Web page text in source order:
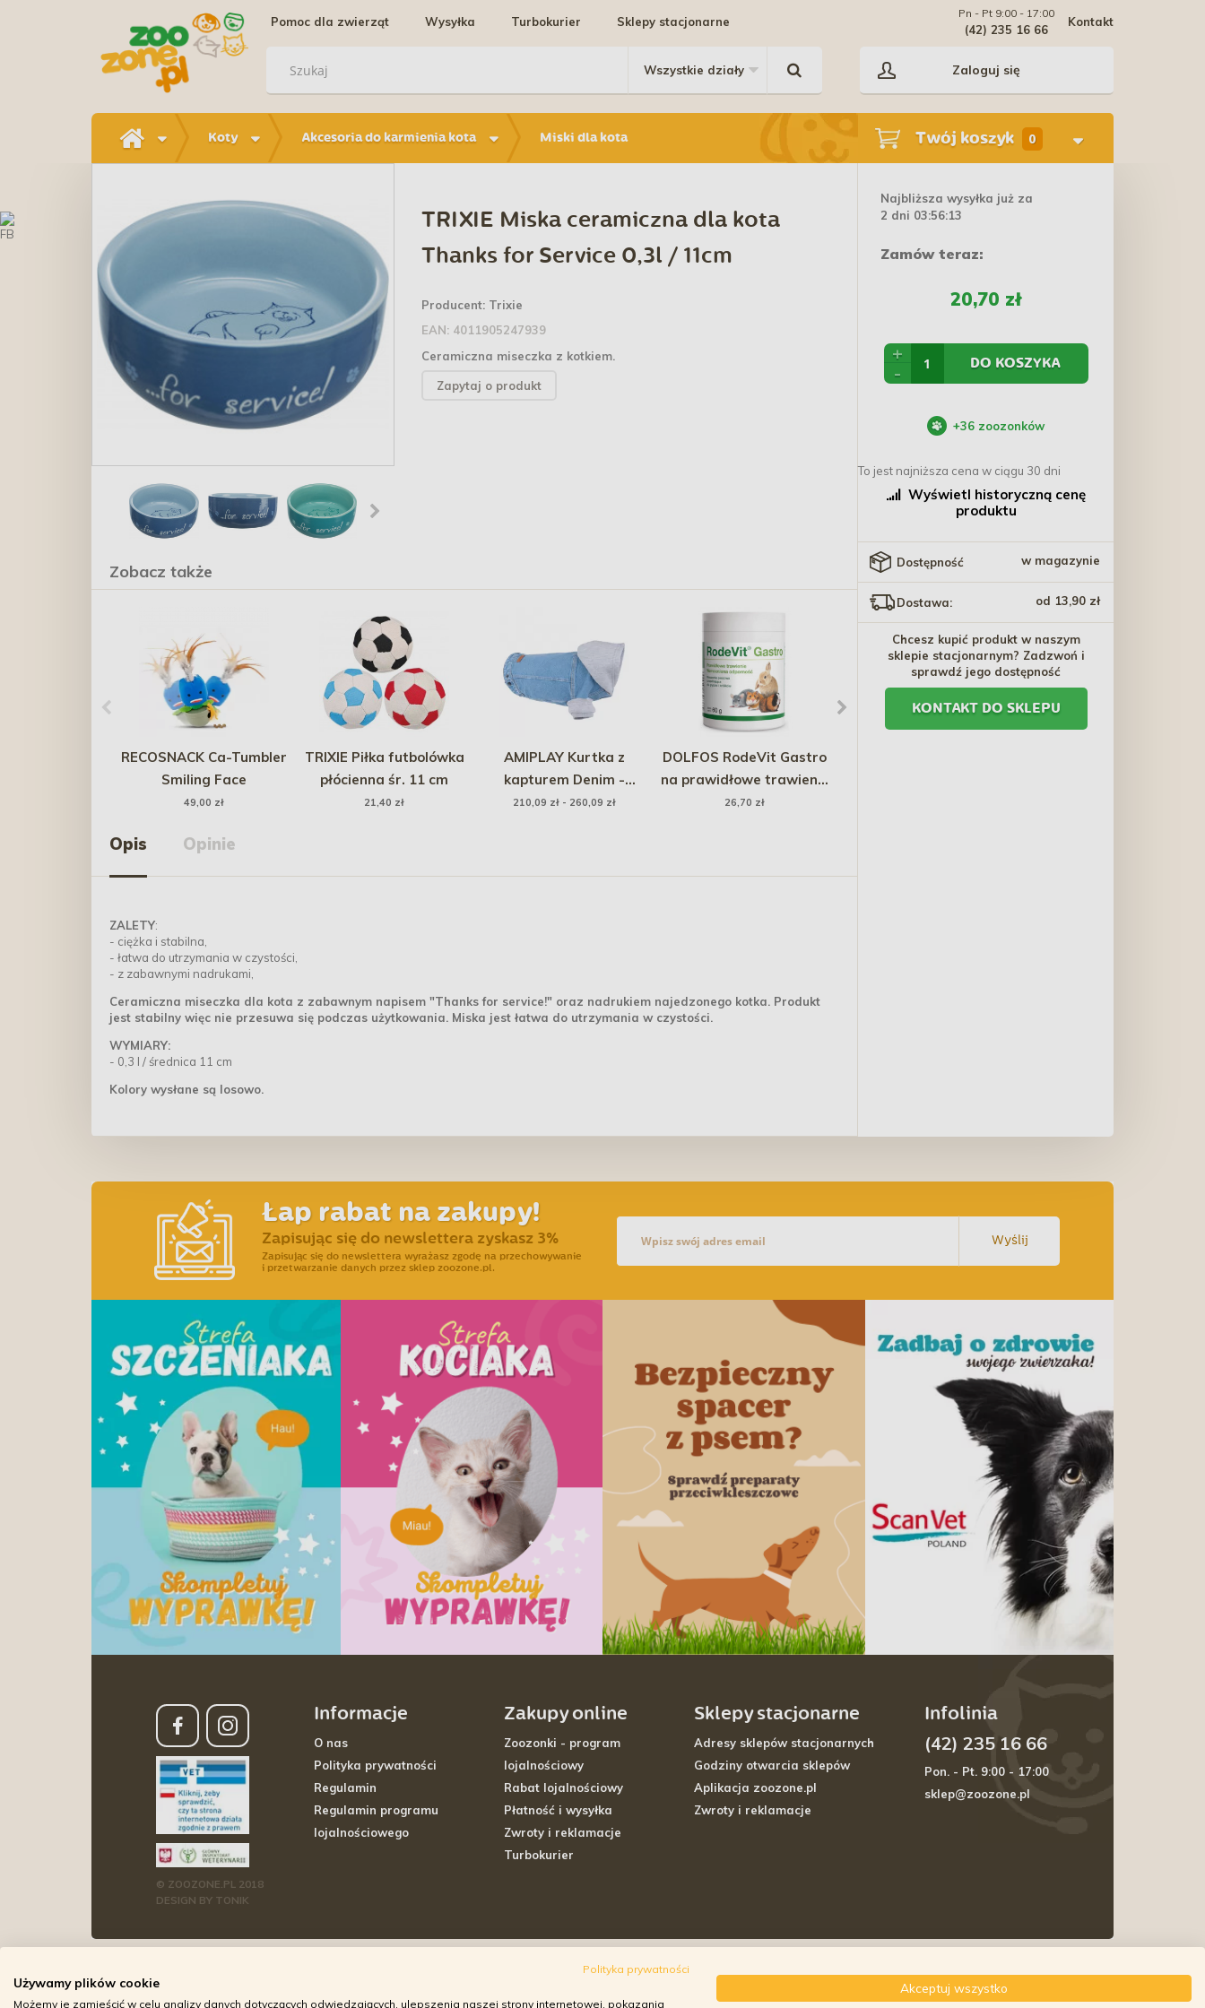
Pomoc dla zwierząt Wysyłka Turbokurier Sklepy stacjonarne Kontakt
Pn - Pt 9:00 - 17:00
(42) 235 16 66
Zaloguj się
Koty Akcesoria do karmienia kota Miski dla kota Twój koszyk 0
TRIXIE Miska ceramiczna dla kota
Thanks for Service 0,3l / 11cm
Producent: Trixie
EAN: 4011905247939
Ceramiczna miseczka z kotkiem.
Zapytaj o produkt
Zobacz także
RECOSNACK Ca-Tumbler
Smiling Face
49,00 zł
TRIXIE Piłka futbolówka
płócienna śr. 11 cm
21,40 zł
AMIPLAY Kurtka z
kapturem Denim -
niebieski
210,09 zł - 260,09 zł
DOLFOS RodeVit Gastro
na prawidłowe trawienie
60g
26,70 zł
Opis Opinie
ZALETY:
- ciężka i stabilna,
- łatwa do utrzymania w czystości,
- z zabawnymi nadrukami,
Ceramiczna miseczka dla kota z zabawnym napisem "Thanks for service!" oraz nadrukiem najedzonego kotka. Produkt
jest stabilny więc nie przesuwa się podczas użytkowania. Miska jest łatwa do utrzymania w czystości.
WYMIARY:
- 0,3 l / średnica 11 cm
Kolory wysłane są losowo.
Najbliższa wysyłka już za
2 dni 03:56:13
Zamów teraz:
20,70 zł
+
-
DO KOSZYKA
+36 zoozonków
To jest najniższa cena w ciągu 30 dni
Wyświetl historyczną cenę
produktu
Dostępność w magazynie
Dostawa: od 13,90 zł
Chcesz kupić produkt w naszym
sklepie stacjonarnym? Zadzwoń i
sprawdź jego dostępność
KONTAKT DO SKLEPU
Łap rabat na zakupy!
Zapisując się do newslettera zyskasz 3%
Zapisując się do newslettera wyrażasz zgodę na przechowywanie
i przetwarzanie danych przez sklep zoozone.pl.
Wyślij
© ZOOZONE.PL 2018
DESIGN BY TONIK
Informacje
O nas
Polityka prywatności
Regulamin
Regulamin programu
lojalnościowego
Zakupy online
Zoozonki - program
lojalnościowy
Rabat lojalnościowy
Płatność i wysyłka
Zwroty i reklamacje
Turbokurier
Sklepy stacjonarne
Adresy sklepów stacjonarnych
Godziny otwarcia sklepów
Aplikacja zoozone.pl
Zwroty i reklamacje
Infolinia
(42) 235 16 66
Pon. - Pt. 9:00 - 17:00
sklep@zoozone.pl
Polityka prywatności
Używamy plików cookie
Możemy je zamieścić w celu analizy danych dotyczących odwiedzających, ulepszenia naszej strony internetowej, pokazania
Akceptuj wszystko